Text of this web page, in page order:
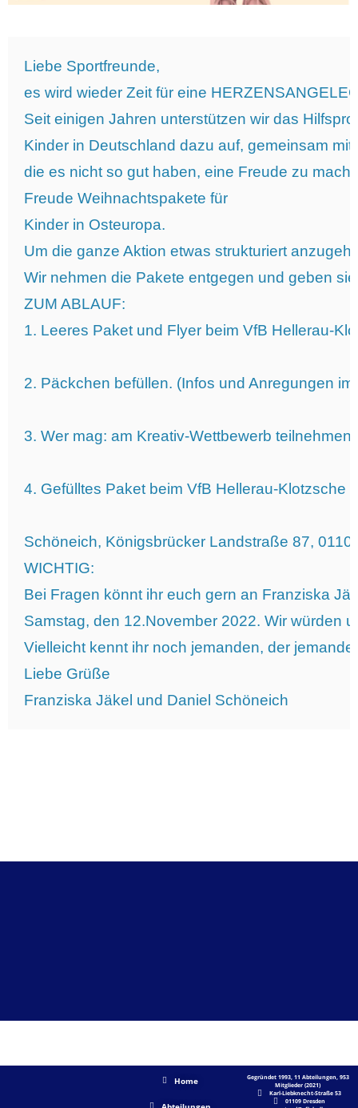
Liebe Sportfreunde,
es wird wieder Zeit für eine
Seit einigen Jahren unterstützen wir das
Kinder in Deutschland dazu auf, gemeinsam
die es nicht so gut haben, eine Freude zu
Freude Weihnachtspakete für
Kinder in Osteuropa.
Um die ganze Aktion etwas strukturiert
Wir nehmen die Pakete entgegen und geben
ZUM ABLAUF:
1. Leeres Paket und Flyer beim VfB Hellerau-
2. Päckchen befüllen. (Infos und Anregungen im
3. Wer mag: am Kreativ-Wettbewerb teilnehmen.
4. Gefülltes Paket beim VfB Hellerau-Klotzsche
Schöneich, Königsbrücker Landstraße 87,
WICHTIG:
Bei Fragen könnt ihr euch gern an Franziska
Samstag, den 12.November 2022. Wir würden
Vielleicht kennt ihr noch jemanden, der
Liebe Grüße
Franziska Jäkel und Daniel Schöneich
Home
Gegründet 1993, 11 Abteilungen, 953
Mitglieder (2021)
Karl-Liebknecht-Straße 53
01109 Dresden